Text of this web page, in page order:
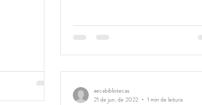
aecabibliotecas
21 de jun. de 2022
1 min de leitura